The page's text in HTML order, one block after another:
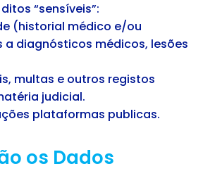
“sensíveis”:
(historial médico e/ou
a diagnósticos médicos, lesões
multas e outros registos
judicial.
plataformas publicas.
os Dados